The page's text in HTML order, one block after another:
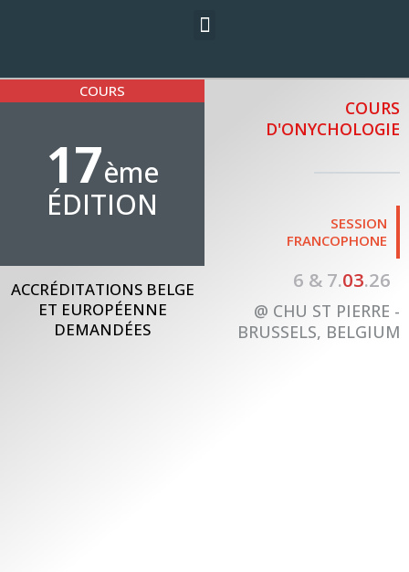
COURS
17ème
ÉDITION
ACCRÉDITATIONS BELGE
ET EUROPÉENNE
DEMANDÉES
COURS
D'ONYCHOLOGIE
SESSION
FRANCOPHONE
6 & 7.03.26
@ CHU ST PIERRE -
BRUSSELS, BELGIUM